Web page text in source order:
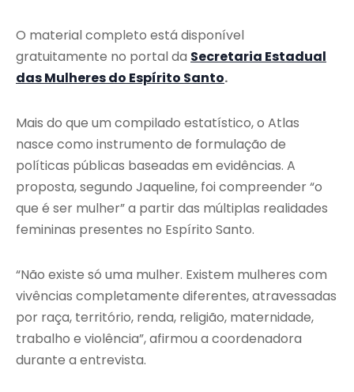
O material completo está disponível
gratuitamente no portal da Secretaria Estadual
das Mulheres do Espírito Santo.
Mais do que um compilado estatístico, o Atlas
nasce como instrumento de formulação de
políticas públicas baseadas em evidências. A
proposta, segundo Jaqueline, foi compreender “o
que é ser mulher” a partir das múltiplas realidades
femininas presentes no Espírito Santo.
“Não existe só uma mulher. Existem mulheres com
vivências completamente diferentes, atravessadas
por raça, território, renda, religião, maternidade,
trabalho e violência”, afirmou a coordenadora
durante a entrevista.